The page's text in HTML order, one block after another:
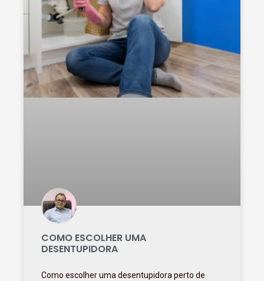
COMO ESCOLHER UMA
DESENTUPIDORA
Como escolher uma desentupidora perto de